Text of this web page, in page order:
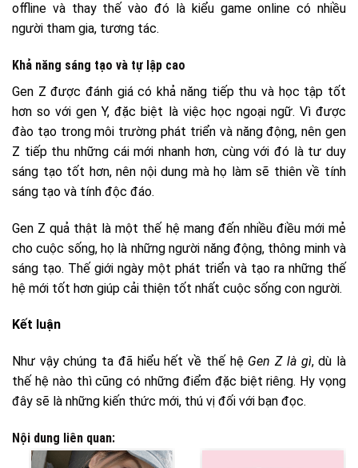
offline và thay thế vào đó là kiểu game online có nhiều
người tham gia, tương tác.
Khả năng sáng tạo và tự lập cao
Gen Z được đánh giá có khả năng tiếp thu và học tập tốt
hơn so với gen Y, đặc biệt là việc học ngoại ngữ. Vì được
đào tạo trong môi trường phát triển và năng động, nên gen
Z tiếp thu những cái mới nhanh hơn, cùng với đó là tư duy
sáng tạo tốt hơn, nên nội dung mà họ làm sẽ thiên về tính
sáng tạo và tính độc đáo.
Gen Z quả thật là một thế hệ mang đến nhiều điều mới mẻ
cho cuộc sống, họ là những người năng động, thông minh và
sáng tạo. Thế giới ngày một phát triển và tạo ra những thế
hệ mới tốt hơn giúp cải thiện tốt nhất cuộc sống con người.
Kết luận
Như vậy chúng ta đã hiểu hết về thế hệ Gen Z là gì, dù là
thế hệ nào thì cũng có những điểm đặc biệt riêng. Hy vọng
đây sẽ là những kiến thức mới, thú vị đối với bạn đọc.
Nội dung liên quan: